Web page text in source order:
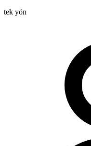
tek yön